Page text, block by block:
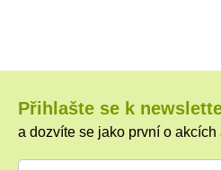
Přihlašte se k
a dozvíte se jako první o akcích